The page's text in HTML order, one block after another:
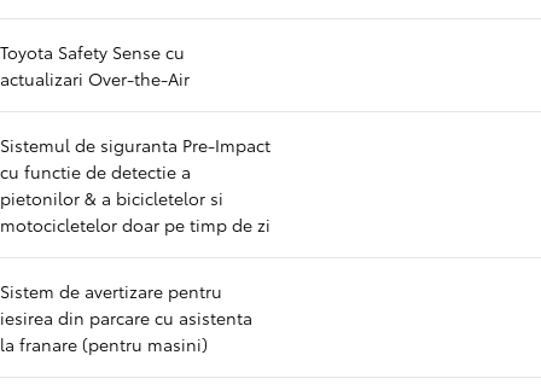
Toyota Safety Sense cu
actualizari Over-the-Air
Sistemul de siguranta Pre-Impact
cu functie de detectie a
pietonilor & a bicicletelor si
motocicletelor doar pe timp de zi
Sistem de avertizare pentru
iesirea din parcare cu asistenta
la franare (pentru masini)